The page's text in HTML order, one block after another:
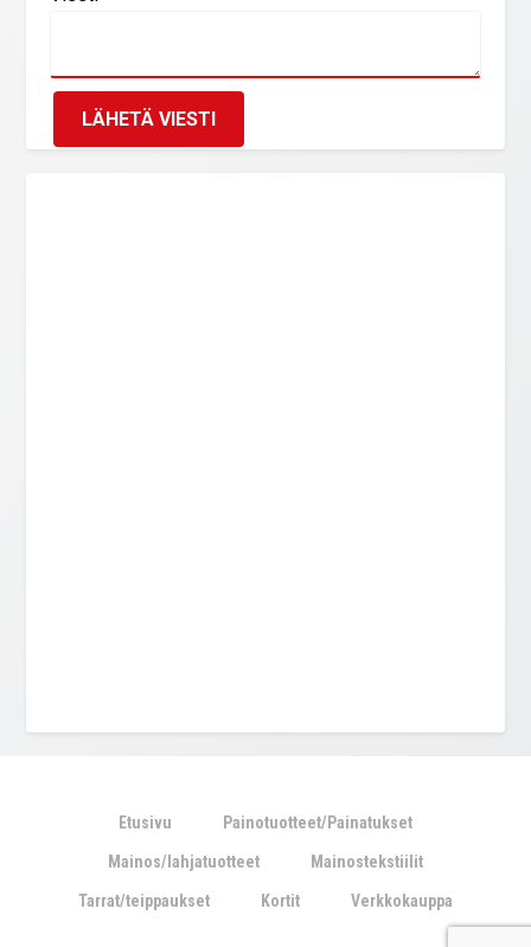
Etusivu Painotuotteet/Painatukset
Mainos/lahjatuotteet Mainostekstiilit
Tarrat/teippaukset Kortit Verkkokauppa